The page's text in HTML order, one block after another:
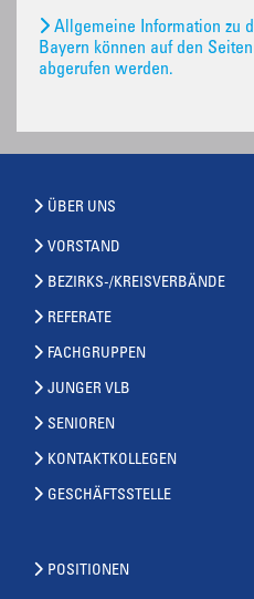
Allgemeine Information zu
Bayern können auf den
abgerufen werden.
ÜBER UNS
VORSTAND
BEZIRKS-/KREISVERBÄNDE
REFERATE
FACHGRUPPEN
JUNGER VLB
SENIOREN
KONTAKTKOLLEGEN
GESCHÄFTSSTELLE
POSITIONEN